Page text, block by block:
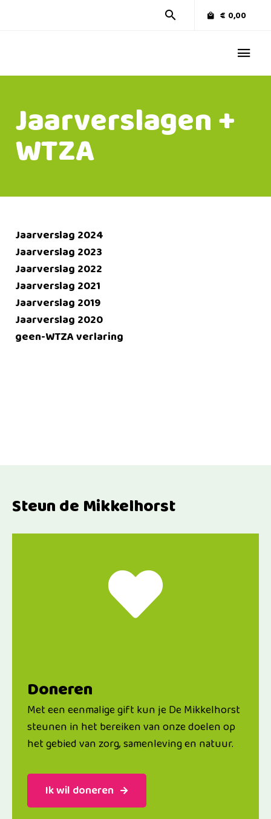
€ 0,00
Jaarverslagen +
WTZA
Jaarverslag 2024
Jaarverslag 2023
Jaarverslag 2022
Jaarverslag 2021
Jaarverslag 2019
Jaarverslag 2020
geen-WTZA verlaring
Steun de Mikkelhorst
Doneren
Met een eenmalige gift kun je De Mikkelhorst
steunen in het bereiken van onze doelen op
het gebied van zorg, samenleving en natuur.
Ik wil doneren